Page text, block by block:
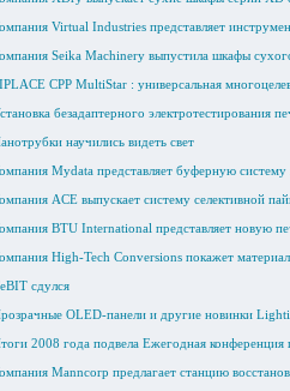
Virtual Industries представляет
Seika Machinery выпустила шкафы
CPP MultiStar : универсальная
безадаптерного электротестирования
научились видеть свет
Mydata представляет буферную
ACE выпускает систему селективной
BTU International представляет новую
High-Tech Conversions покажет
сдулся
OLED-панели и другие новинки
2008 года подвела Ежегодная
Manncorp предлагает станцию